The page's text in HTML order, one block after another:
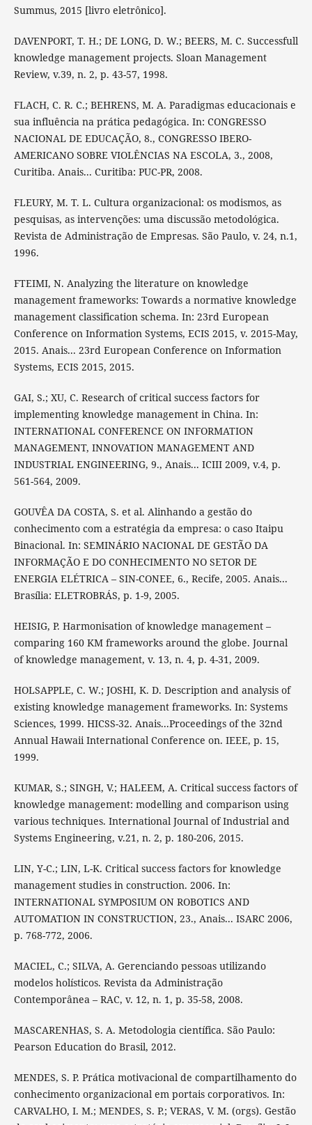
Summus, 2015 [livro eletrônico].
DAVENPORT, T. H.; DE LONG, D. W.; BEERS, M. C. Successfull
knowledge management projects. Sloan Management
Review, v.39, n. 2, p. 43-57, 1998.
FLACH, C. R. C.; BEHRENS, M. A. Paradigmas educacionais e
sua influência na prática pedagógica. In: CONGRESSO
NACIONAL DE EDUCAÇÃO, 8., CONGRESSO IBERO-
AMERICANO SOBRE VIOLÊNCIAS NA ESCOLA, 3., 2008,
Curitiba. Anais... Curitiba: PUC-PR, 2008.
FLEURY, M. T. L. Cultura organizacional: os modismos, as
pesquisas, as intervenções: uma discussão metodológica.
Revista de Administração de Empresas. São Paulo, v. 24, n.1,
1996.
FTEIMI, N. Analyzing the literature on knowledge
management frameworks: Towards a normative knowledge
management classification schema. In: 23rd European
Conference on Information Systems, ECIS 2015, v. 2015-May,
2015. Anais... 23rd European Conference on Information
Systems, ECIS 2015, 2015.
GAI, S.; XU, C. Research of critical success factors for
implementing knowledge management in China. In:
INTERNATIONAL CONFERENCE ON INFORMATION
MANAGEMENT, INNOVATION MANAGEMENT AND
INDUSTRIAL ENGINEERING, 9., Anais... ICIII 2009, v.4, p.
561-564, 2009.
GOUVÊA DA COSTA, S. et al. Alinhando a gestão do
conhecimento com a estratégia da empresa: o caso Itaipu
Binacional. In: SEMINÁRIO NACIONAL DE GESTÃO DA
INFORMAÇÃO E DO CONHECIMENTO NO SETOR DE
ENERGIA ELÉTRICA – SIN-CONEE, 6., Recife, 2005. Anais...
Brasília: ELETROBRÁS, p. 1-9, 2005.
HEISIG, P. Harmonisation of knowledge management –
comparing 160 KM frameworks around the globe. Journal
of knowledge management, v. 13, n. 4, p. 4-31, 2009.
HOLSAPPLE, C. W.; JOSHI, K. D. Description and analysis of
existing knowledge management frameworks. In: Systems
Sciences, 1999. HICSS-32. Anais...Proceedings of the 32nd
Annual Hawaii International Conference on. IEEE, p. 15,
1999.
KUMAR, S.; SINGH, V.; HALEEM, A. Critical success factors of
knowledge management: modelling and comparison using
various techniques. International Journal of Industrial and
Systems Engineering, v.21, n. 2, p. 180-206, 2015.
LIN, Y-C.; LIN, L-K. Critical success factors for knowledge
management studies in construction. 2006. In:
INTERNATIONAL SYMPOSIUM ON ROBOTICS AND
AUTOMATION IN CONSTRUCTION, 23., Anais... ISARC 2006,
p. 768-772, 2006.
MACIEL, C.; SILVA, A. Gerenciando pessoas utilizando
modelos holísticos. Revista da Administração
Contemporânea – RAC, v. 12, n. 1, p. 35-58, 2008.
MASCARENHAS, S. A. Metodologia científica. São Paulo:
Pearson Education do Brasil, 2012.
MENDES, S. P. Prática motivacional de compartilhamento do
conhecimento organizacional em portais corporativos. In:
CARVALHO, I. M.; MENDES, S. P.; VERAS, V. M. (orgs). Gestão